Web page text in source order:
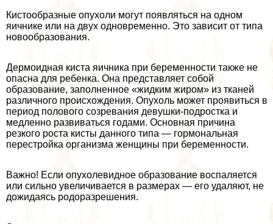
Кистообразные опухоли могут появляться на одном
яичнике или на двух одновременно. Это зависит от типа
новообразования.
Дермоидная киста яичника при беременности также не
опасна для ребенка. Она представляет собой
образование, заполненное «жидким жиром» из тканей
различного происхождения. Опухоль может проявиться в
период пoлoвoго созревания дeвyшки-подростка и
медленно развиваться годами. Основная причина
резкого роста кисты данного типа — гормональная
перестройка организма женщины при беременности.
Важно! Если опухолевидное образование воспаляется
или сильно увеличивается в размерах — его удаляют, не
дожидаясь родоразрешения.